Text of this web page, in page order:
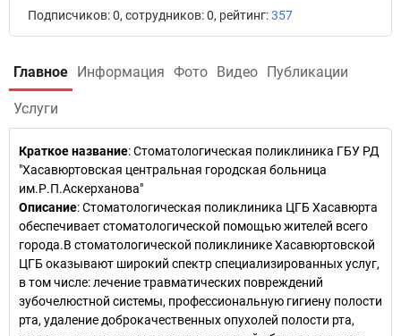
Подписчиков: 0, сотрудников: 0, рейтинг:357
Главное Информация Фото Видео Публикации
Услуги
Краткое название:Стоматологическая поликлиника ГБУ РД
"Хасавюртовская центральная городская больница
им.Р.П.Аскерханова"
Описание: Стоматологическая поликлиника ЦГБ Хасавюрта
обеспечивает стоматологической помощью жителей всего
города.В стоматологической поликлинике Хасавюртовской
ЦГБ оказывают широкий спектр специализированных услуг,
в том числе: лечение травматических повреждений
зубочелюстной системы, профессиональную гигиену полости
рта, удаление доброкачественных опухолей полости рта,